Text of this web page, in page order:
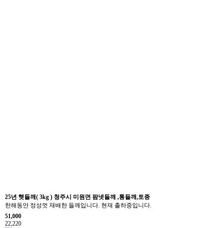
25년 햇들깨( 3kg ) 청주시 미원면 팜넷들깨 ,통들깨,토종
한해동안 정성껏 재배한 들깨입니다. 현재 출하중입니다.
51,000
22,220